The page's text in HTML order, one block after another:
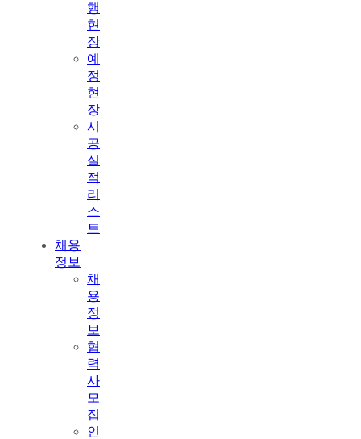
행
현
장
예
정
현
장
시
공
실
적
리
스
트
채용
정보
채
용
정
보
협
력
사
모
집
인